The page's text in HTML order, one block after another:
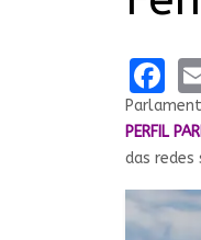
PERFIL
das redes